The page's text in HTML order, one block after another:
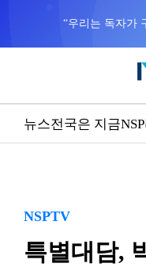
“우리는 독자가
뉴스전국은 지금
NSPTV
특별대담,